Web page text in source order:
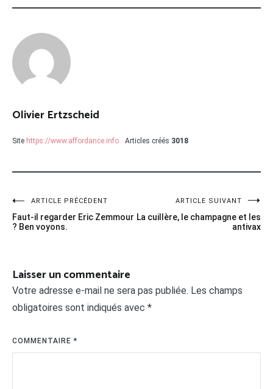
Olivier Ertzscheid
Site https://www.affordance.info Articles créés 3018
Navigation
de
ARTICLE PRÉCÉDENT
Faut-il regarder Eric Zemmour
? Ben voyons.
ARTICLE SUIVANT
La cuillère, le champagne et les
antivax
Laisser un commentaire
Votre adresse e-mail ne sera pas publiée. Les champs
obligatoires sont indiqués avec *
COMMENTAIRE*